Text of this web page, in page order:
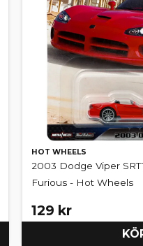
HOT WHEELS
2003 Dodge Viper
Furious - Hot Wheels
129 kr